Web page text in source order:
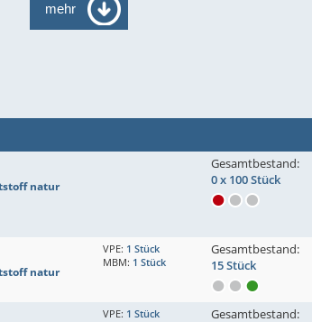
mehr
natur
Gesamtbestand:
0 x 100 Stück
natur
VPE: 1 Stück
MBM: 1 Stück
Gesamtbestand:
15 Stück
VPE: 1 Stück
Gesamtbestand: